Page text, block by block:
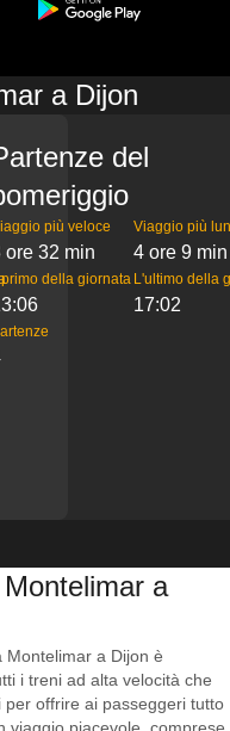
a Dijon
del
più veloce
ore 32 min
Viaggio più
4 ore 9 min
della giornata L'ultimo della
17:02
a
Montelimar a Dijon è
i treni ad alta velocità che
offrire ai passeggeri tutto